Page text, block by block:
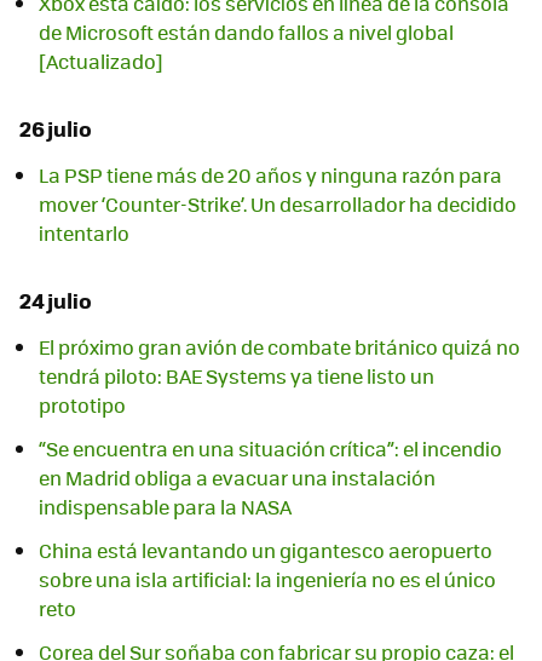
de Microsoft están dando fallos a nivel global
[Actualizado]
26 julio
La PSP tiene más de 20 años y ninguna razón para
mover ‘Counter-Strike’. Un desarrollador ha decidido
intentarlo
24 julio
El próximo gran avión de combate británico quizá no
tendrá piloto: BAE Systems ya tiene listo un
prototipo
“Se encuentra en una situación crítica”: el incendio
en Madrid obliga a evacuar una instalación
indispensable para la NASA
China está levantando un gigantesco aeropuerto
sobre una isla artificial: la ingeniería no es el único
reto
Corea del Sur soñaba con fabricar su propio caza: el